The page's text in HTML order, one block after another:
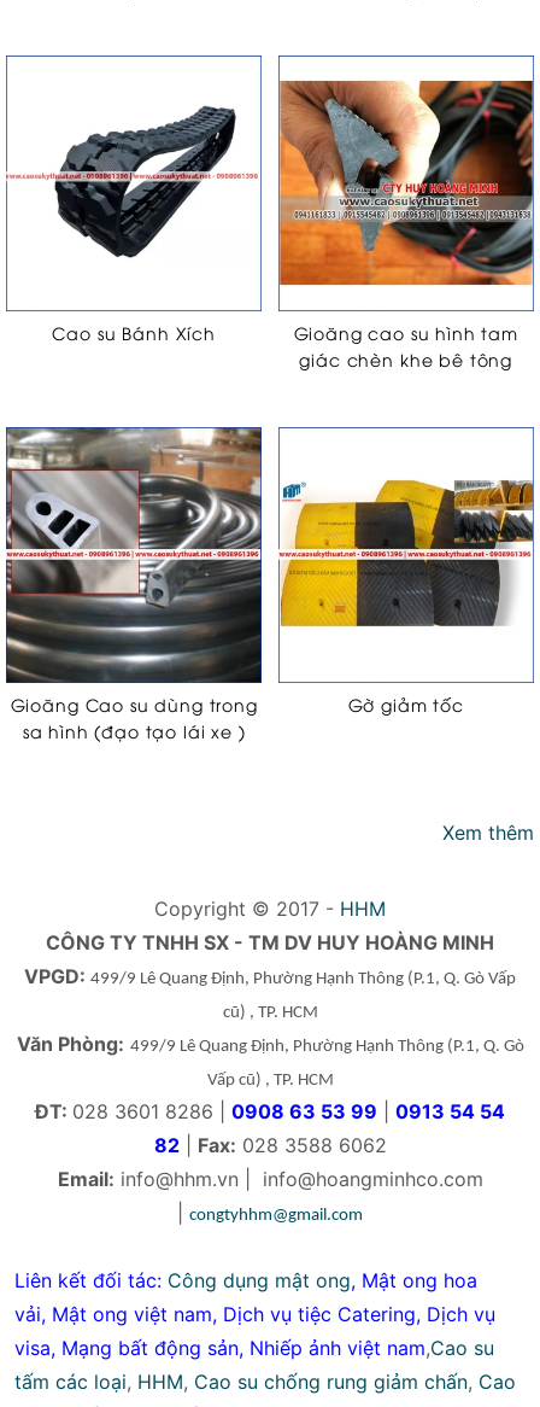
Cao su Bánh Xích
Gioăng cao su hình tam
giác chèn khe bê tông
Gioăng Cao su dùng trong
sa hình (đạo tạo lái xe )
Gờ giảm tốc
Xem thêm
Copyright © 2017 - HHM
CÔNG TY TNHH SX - TM DV HUY HOÀNG MINH
VPGD: 499/9 Lê Quang Định, Phường Hạnh Thông (P.1, Q. Gò Vấp
cũ) , TP. HCM
Văn Phòng: 499/9 Lê Quang Định, Phường Hạnh Thông(P.1, Q. Gò
Vấp cũ) , TP. HCM
ĐT: 028 3601 8286 | 0908 63 53 99
0913 54 54
82| Fax: 028 3588 6062
Email: info@hhm.vn
info@hoangminhco.com
congtyhhm@gmail.com
Liên kết đối tác: Công dụng mật ong, Mật ong hoa
vải, Mật ong việt nam, Dịch vụ tiệc Catering, Dịch vụ
visa, Mạng bất động sản, Nhiếp ảnh việt nam,Cao su
tấm các loại, HHM, Cao su chống rung giảm chấn, Cao